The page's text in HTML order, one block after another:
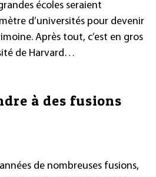
écoles seraient
d’universités pour devenir
Après tout, c’est en gros
de Harvard…
à des fusions
de nombreuses fusions,